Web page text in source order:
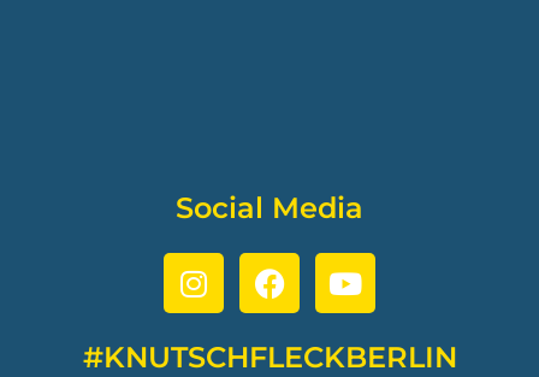
Social Media
#KNUTSCHFLECKBERLIN